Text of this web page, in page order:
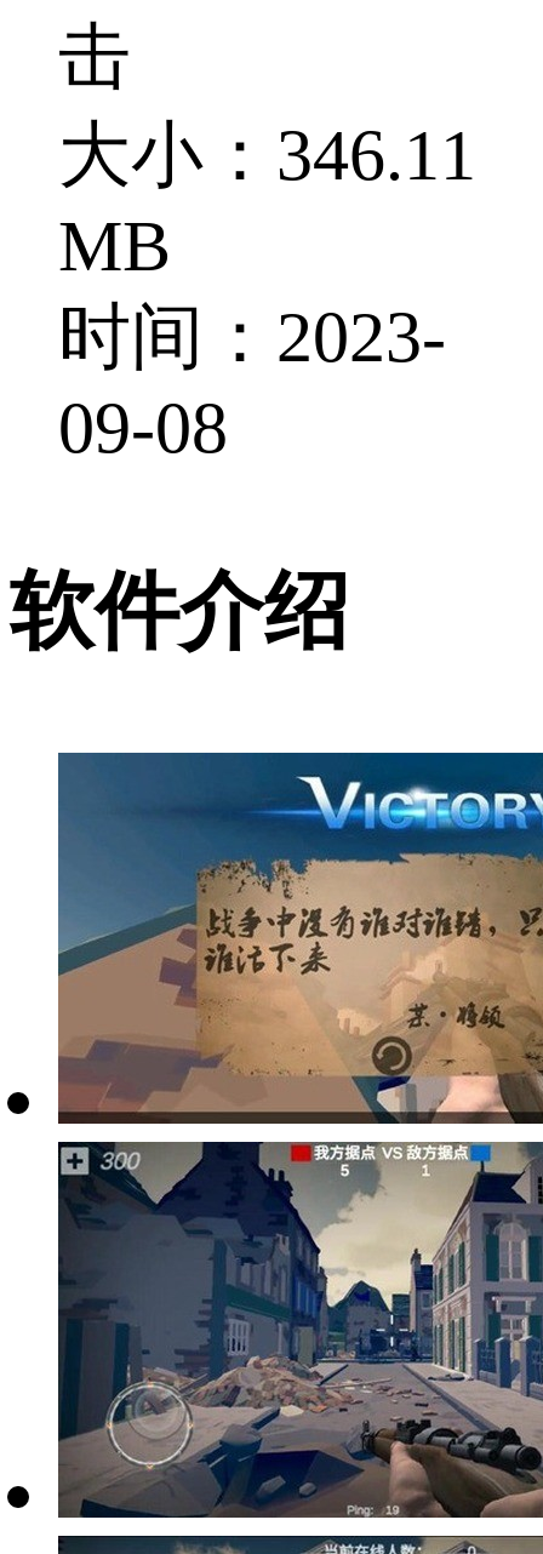
击
大小：346.11
MB
时间：2023-
09-08
软件介绍